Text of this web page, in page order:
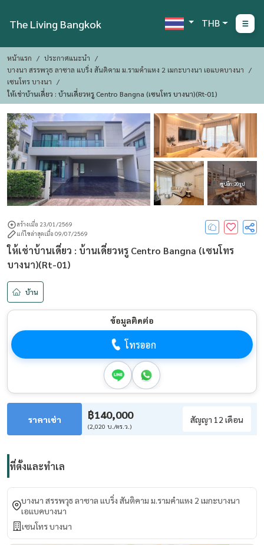
The Living Bangkok THB
หน้าแรก
ประกาศแนะนำ
บางนา สรรพวุธ ลาซาล แบริ่ง สันติคาม ม.รามคำแหง 2 เมกะบางนา เอแบคบางนา
เซนโทร บางนา
ให้เช่าบ้านเดี่ยว : บ้านเดี่ยวหรู Centro Bangna (เซนโทร บางนา)(Rt-01)
ดูรูปอีก : 20 รูป
สร้างเมื่อ 23/01/2569
แก้ไขล่าสุดเมื่อ 09/07/2569
ให้เช่าบ้านเดี่ยว : บ้านเดี่ยวหรู Centro Bangna (เซนโทร
บางนา)(Rt-01)
บ้าน
ข้อมูลติดต่อ
โทรออก
ราคาเช่า ฿140,000
(2,020 บ./ตร.ว.)
สัญญา 12 เดือน
ที่ตั้งและทำเล
บางนา สรรพวุธ ลาซาล แบริ่ง สันติคาม ม.รามคำแหง 2 เมกะบางนา
เอแบคบางนา
เซนโทร บางนา